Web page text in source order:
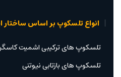
انواع تلسکوپ بر اساس ساختار
تلسکوپ های ترکیبی اشمیت
تلسکوپ های بازتابی نیوتنی